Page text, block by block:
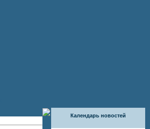
Календарь новостей